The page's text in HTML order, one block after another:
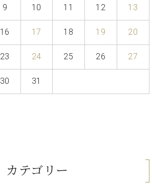
9 10 11 12 13
16 17 18 19 20
23 24 25 26 27
30 31
カテゴリー